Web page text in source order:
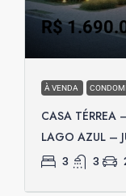
R$
À VENDA
CASA
LAGO AZUL –
3 3